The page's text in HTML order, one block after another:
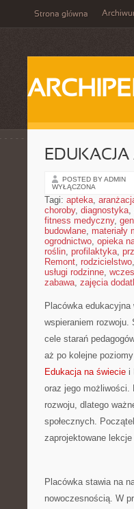
Strona główna
POSTED BY ADMIN
WYŁĄCZONA
Tagi: apteka,
choroby, diagnostyka,
fitness medyczny,
budowlane, materiały
ogrodnictwo, opieka
roślin, profilaktyka,
Remont, rodzicielstwo,
usługi rodzinne,
zabawa, zajęcia
Placówka
wspieraniem rozwoju.
cele starań
aż po kolejne
Edukacja na świecie i
oraz jego możliwości.
rozwoju, dlatego
społecznych.
zaprojektowane
Placówka stawia na
nowoczesnością. W